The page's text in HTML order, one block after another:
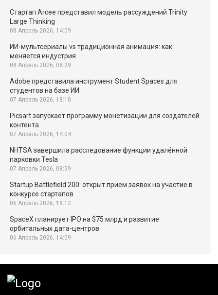
Стартап Arcee представил модель рассуждений Trinity
Large Thinking
08 Апрель 2026, 14:09
ИИ-мультсериалы vs традиционная анимация: как
меняется индустрия
08 Апрель 2026, 08:29
Adobe представила инструмент Student Spaces для
студентов на базе ИИ
07 Апрель 2026, 18:10
Picsart запускает программу монетизации для создателей
контента
07 Апрель 2026, 14:04
NHTSA завершила расследование функции удалённой
парковки Tesla
07 Апрель 2026, 08:59
Startup Battlefield 200: открыт приём заявок на участие в
конкурсе стартапов
06 Апрель 2026, 18:12
SpaceX планирует IPO на $75 млрд и развитие
орбитальных дата-центров
06 Апрель 2026, 14:09